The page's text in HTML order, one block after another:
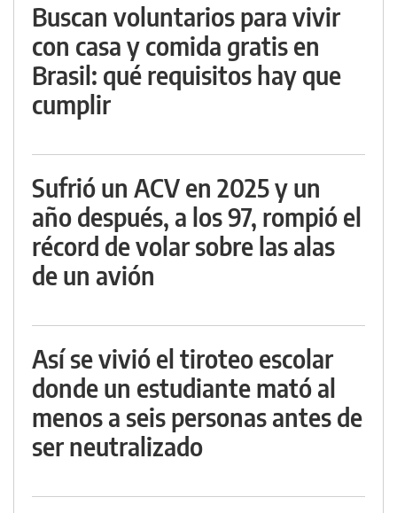
Buscan voluntarios para vivir
con casa y comida gratis en
Brasil: qué requisitos hay que
cumplir
Sufrió un ACV en 2025 y un
año después, a los 97, rompió el
récord de volar sobre las alas
de un avión
Así se vivió el tiroteo escolar
donde un estudiante mató al
menos a seis personas antes de
ser neutralizado